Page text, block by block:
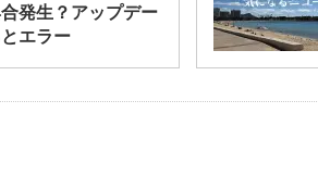
発生？アップデー
とエラー